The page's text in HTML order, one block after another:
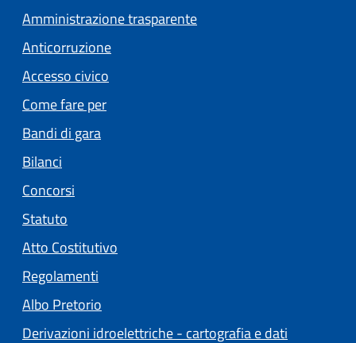
Amministrazione trasparente
Anticorruzione
Accesso civico
Come fare per
Bandi di gara
Bilanci
Concorsi
Statuto
Atto Costitutivo
Regolamenti
Albo Pretorio
Derivazioni idroelettriche - cartografia e dati